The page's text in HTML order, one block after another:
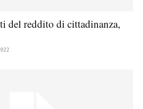
del reddito di cittadinanza,